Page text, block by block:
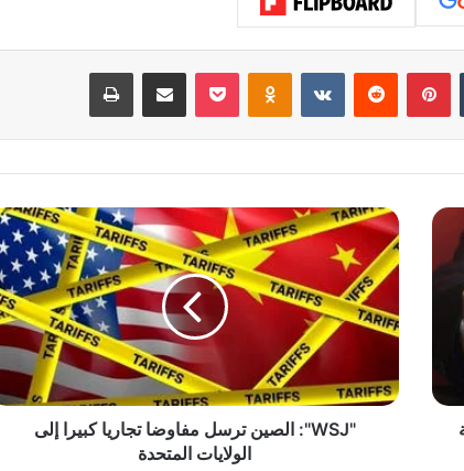
‏Tumblr بينتيريست ‏Reddit
‏VKontakte
Odnoklassniki
‫Pocket مشاركة عبر البريد طباعة
"
W
S
"
:
ل
ص
"WSJ": الصين ترسل مفاوضا تجاريا كبيرا إلى
الولايات المتحدة